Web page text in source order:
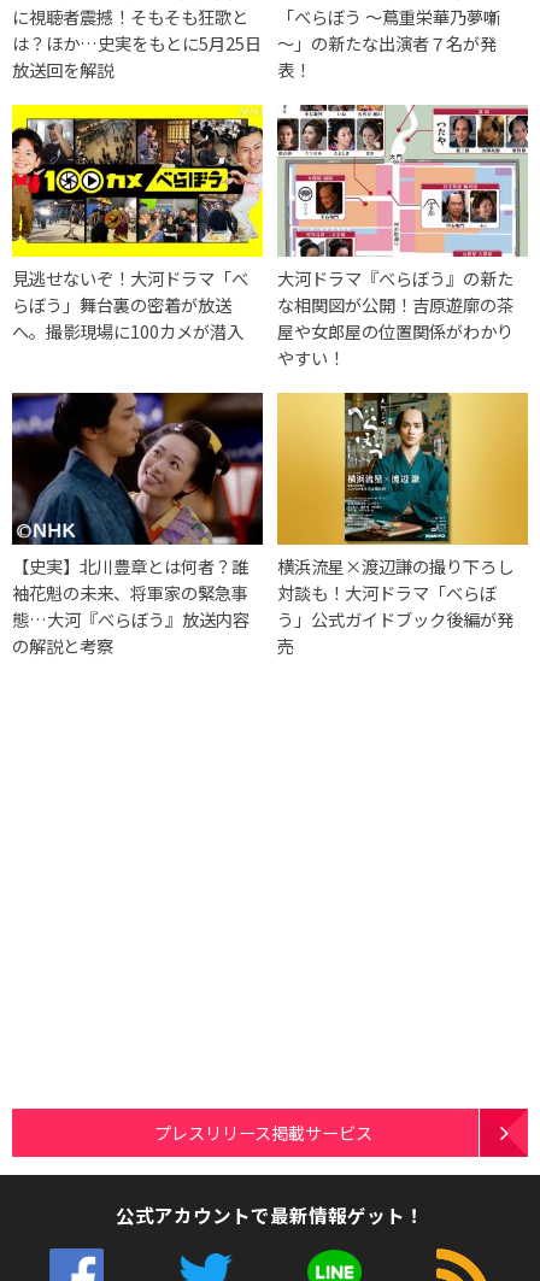
に視聴者震撼！そもそも狂歌と
は？ほか…史実をもとに5月25日
放送回を解説
「べらぼう ～蔦重栄華乃夢噺
～」の新たな出演者７名が発
表！
見逃せないぞ！大河ドラマ「べ
らぼう」舞台裏の密着が放送
へ。撮影現場に100カメが潜入
大河ドラマ『べらぼう』の新た
な相関図が公開！吉原遊廓の茶
屋や女郎屋の位置関係がわかり
やすい！
【史実】北川豊章とは何者？誰
袖花魁の未来、将軍家の緊急事
態…大河『べらぼう』放送内容
の解説と考察
横浜流星×渡辺謙の撮り下ろし
対談も！大河ドラマ「べらぼ
う」公式ガイドブック後編が発
売
プレスリリース掲載サービス
公式アカウントで最新情報ゲット！